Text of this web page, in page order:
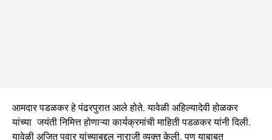
आमदार पडळकर हे पंढरपुरात आले होते. यावेळी अहिल्यादेवी होळकर
यांच्या जयंती निमित्त होणाऱ्या कार्यक्रमांची माहिती पडळकर यांनी दिली.
यावेळी अजित पवार यांच्याबद्दल नाराजी व्यक्त केली. पण याबाबत